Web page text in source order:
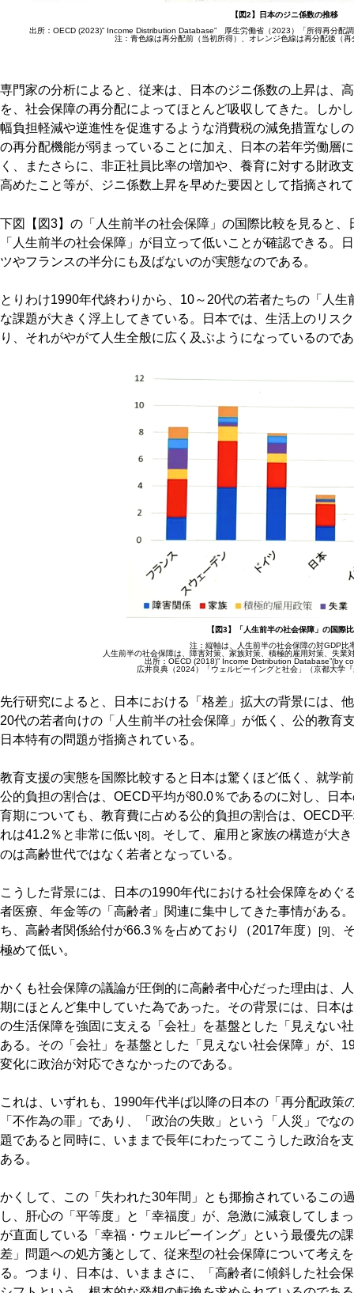
【図2】日本のジニ係数の推移
出所：OECD (2023)” Income Distribution Database” 厚生労働省（2023）「所得再分配
注：青色線は再分配前（当初所得）、オレンジ色線は再分配後（
専門家の分析によると、従来は、日本のジニ係数の上昇は、
を、社会保障の再分配によってほとんど吸収してきた。しか
幅負担軽減や逆進性を促進するような消費税の減免措置なし
の再分配機能が弱まっていることに加え、日本の若年労働層
く、またさらに、非正社員比率の増加や、養育に対する財政
高めたこと等が、ジニ係数上昇を早めた要因として指摘され
下図【図3】の「人生前半の社会保障」の国際比較を見ると
「人生前半の社会保障」が目立って低いことが確認できる。
ツやフランスの半分にも及ばないのが実態なのである。
とりわけ1990年代終わりから、10～20代の若者たちの「人
な課題が大きく浮上してきている。日本では、生活上のリス
り、それがやがて人生全般に広く及ぶようになっているので
【図3】「人生前半の社会保障」の国際
注：縦軸は、人生前半の社会保障の対GDP比
人生前半の社会保障は、障害対策、家族対策、積極的雇用対策、失業
出所：OECD (2018)” Income Distribution Database”(by
広井良典（2024）「ウェルビーイングと社会」（京都大学『
先行研究によると、日本における「格差」拡大の背景には、
20代の若者向けの「人生前半の社会保障」が低く、公的教育
日本特有の問題が指摘されている。
教育支援の実態を国際比較すると日本は驚くほど低く、就学
公的負担の割合は、OECD平均が80.0％であるのに対し、日
育期についても、教育費に占める公的負担の割合は、OECD
れは41.2％と非常に低い [8] 。そして、雇用と家族の構造が大
のは高齢世代ではなく若者となっている。
こうした背景には、日本の1990年代における社会保障をめぐ
者医療、年金等の「高齢者」関連に集中してきた事情がある
ち、高齢者関係給付が66.3％を占めており（2017年度）
[9]
、
極めて低い。
かくも社会保障の議論が圧倒的に高齢者中心だった理由は、
期にほとんど集中していた為であった。その背景には、日本
の生活保障を強固に支える「会社」を基盤とした「見えない
ある。その「会社」を基盤とした「見えない社会保障」が、
変化に政治が対応できなかったのである。
これは、いずれも、1990年代半ば以降の日本の「再分配政策
「不作為の罪」であり、「政治の失敗」という「人災」でな
題であると同時に、いままで長年にわたってこうした政治を
ある。
かくして、この「失われた30年間」とも揶揄されているこの
し、肝心の「平等度」と「幸福度」が、急激に減衰してしま
が直面している「幸福・ウェルビーイング」という最優先の
差」問題への処方箋として、従来型の社会保障について考え
る。つまり、日本は、いままさに、「高齢者に傾斜した社会